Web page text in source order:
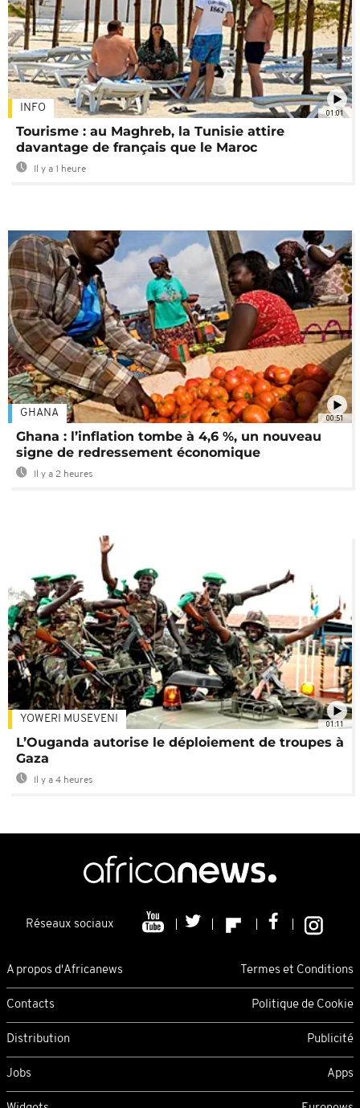
01:01
INFO
Tourisme : au Maghreb, la Tunisie attire
davantage de français que le Maroc
Il y a 1 heure
00:51
GHANA
Ghana : l’inflation tombe à 4,6 %, un nouveau
signe de redressement économique
Il y a 2 heures
01:11
YOWERI MUSEVENI
L’Ouganda autorise le déploiement de troupes à
Gaza
Il y a 4 heures
Réseaux sociaux
A propos d'Africanews Termes et Conditions
Contacts Politique de Cookie
Distribution Publicité
Jobs Apps